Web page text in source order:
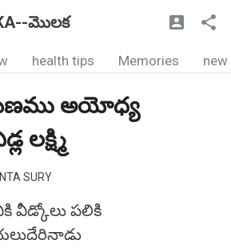
మొలక
health tips Memories new
అయోధ్య
లక్ష్మి
SURY
వీడ్కోలు పలికి